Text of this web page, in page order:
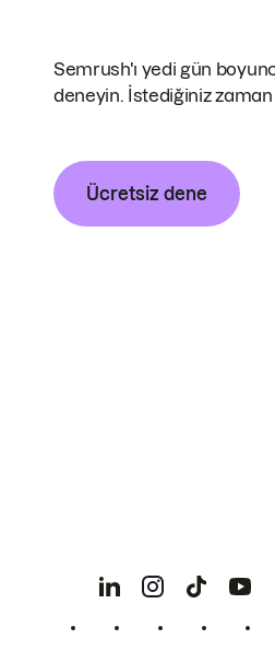
Semrush'ı yedi gün
deneyin. İstediğiniz
Ücretsiz dene